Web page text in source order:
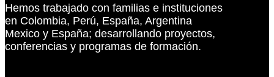
Hemos trabajado con familias e instituciones
en Colombia, Perú, España, Argentina
Mexico y España; desarrollando proyectos,
conferencias y programas de formación.